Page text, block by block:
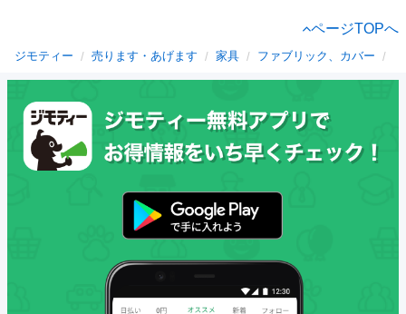
ページTOPへ
ジモティー 売ります・あげます 家具 ファブリック、カバー